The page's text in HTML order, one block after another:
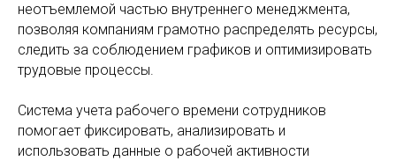
неотъемлемой частью внутреннего менеджмента,
позволяя компаниям грамотно распределять ресурсы,
следить за соблюдением графиков и оптимизировать
трудовые процессы.
Система учета рабочего времени сотрудников
помогает фиксировать, анализировать и
использовать данные о рабочей активности